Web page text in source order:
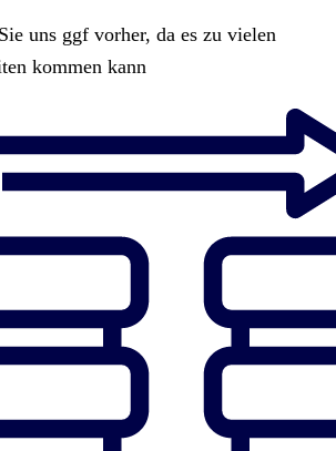
uns ggf vorher, da es zu vielen
kommen kann